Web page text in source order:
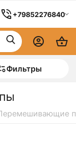
+79852276840
Фильтры